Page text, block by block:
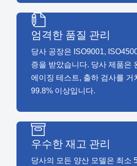
엄격한 품질 관리
당사 공장은 ISO9001,
증을 받았습니다. 당사 제품은
에이징 테스트, 출하 검사를 거
99.8% 이상입니다.
우수한 재고 관리
당사의 모든 양산 모델은 최소